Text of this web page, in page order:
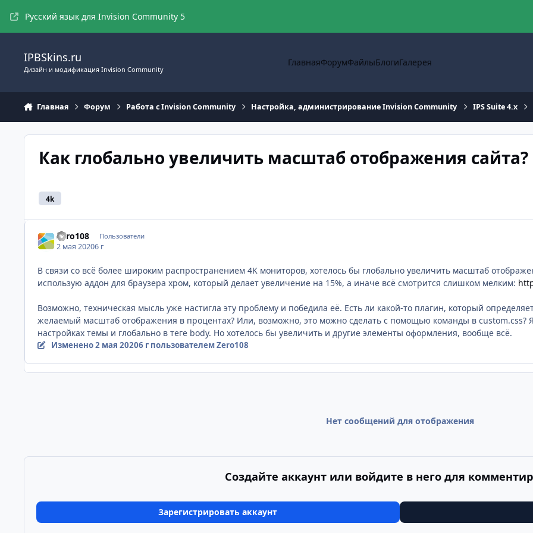
Русский язык для Invision Community 5
IPBSkins.ru
Дизайн и модификация Invision Community
ГлавнаяФорумФайлыБлогиГалерея
Главная Форум Работа с Invision Community Настройка, администрирование Invision Community IPS Suite 4.x
Как глобально увеличить масштаб отображения сайта?
4k
Zero108 Пользователи
2 мая 20206 г
В связи со всё более широким распространением 4K мониторов, хотелось бы глобально увеличить масштаб
использую аддон для браузера хром, который делает увеличение на 15%, а иначе всё смотрится слишком мелким:
Возможно, техническая мысль уже настигла эту проблему и победила её. Есть ли какой-то плагин, который
желаемый масштаб отображения в процентах? Или, возможно, это можно сделать с помощью команды в custom.css?
настройках темы и глобально в теге body. Но хотелось бы увеличить и другие элементы оформления, вообще всё.
Изменено2 мая 20206 гпользователем Zero108
Нет сообщений для отображения
Создайте аккаунт или войдите в него для
Зарегистрировать аккаунт